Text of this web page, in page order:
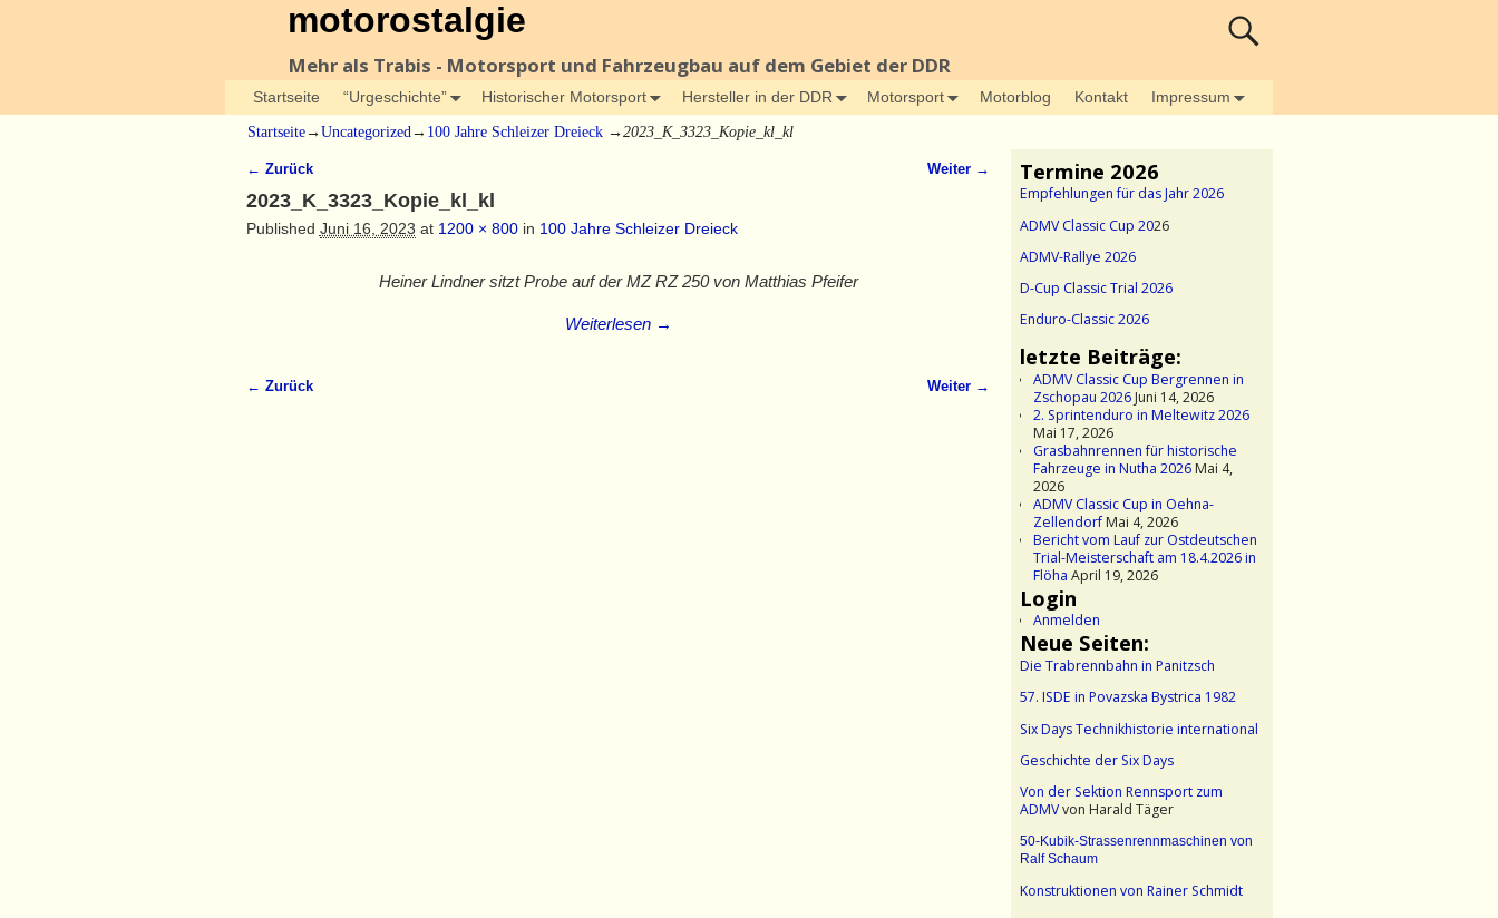
motorostalgie
Mehr als Trabis - Motorsport und Fahrzeugbau auf dem Gebiet der DDR
Startseite “Urgeschichte” Historischer Motorsport Hersteller in der DDR Motorsport Motorblog Kontakt Impressum
Startseite→ Uncategorized → 100 Jahre Schleizer Dreieck → 2023_K_3323_Kopie_kl_kl
Bilder-Navigation
← Zurück Weiter →
2023_K_3323_Kopie_kl_kl
Published Juni 16, 2023 at 1200 × 800in 100 Jahre Schleizer Dreieck
Heiner Lindner sitzt Probe auf der MZ RZ 250 von Matthias Pfeifer
Weiterlesen →
← Zurück Weiter →
Termine 2026
Empfehlungen für das Jahr 2026
ADMV Classic Cup 2026
ADMV-Rallye 2026
D-Cup Classic Trial 2026
Enduro-Classic 2026
letzte Beiträge:
ADMV Classic Cup Bergrennen in
Zschopau 2026Juni 14, 2026
2. Sprintenduro in Meltewitz 2026
Mai 17, 2026
Grasbahnrennen für historische
Fahrzeuge in Nutha 2026Mai 4,
2026
ADMV Classic Cup in Oehna-
ZellendorfMai 4, 2026
Bericht vom Lauf zur Ostdeutschen
Trial-Meisterschaft am 18.4.2026 in
Flöha April 19, 2026
Login
Anmelden
Neue Seiten:
Die Trabrennbahn in Panitzsch
57. ISDE in Povazska Bystrica 1982
Six Days Technikhistorie international
Geschichte der Six Days
Von der Sektion Rennsport zum
ADMVvon Harald Täger
50-Kubik-Strassenrennmaschinen von
Ralf Schaum
Konstruktionen von Rainer Schmidt